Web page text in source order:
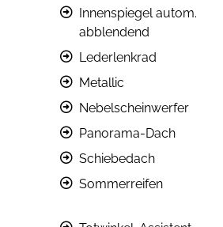
Innenspiegel autom.
abblendend
Lederlenkrad
Metallic
Nebelscheinwerfer
Panorama-Dach
Schiebedach
Sommerreifen